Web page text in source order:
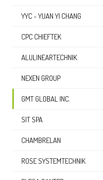
YYC - YUAN YI CHANG
CPC CHIEFTEK
ALULINEARTECHNIK
NEXEN GROUP
GMT GLOBAL INC.
SIT SPA
CHAMBRELAN
ROSE SYSTEMTECHNIK